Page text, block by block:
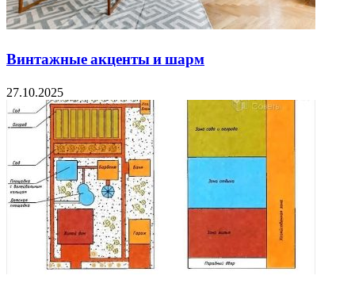
Винтажные акценты и шарм
27.10.2025